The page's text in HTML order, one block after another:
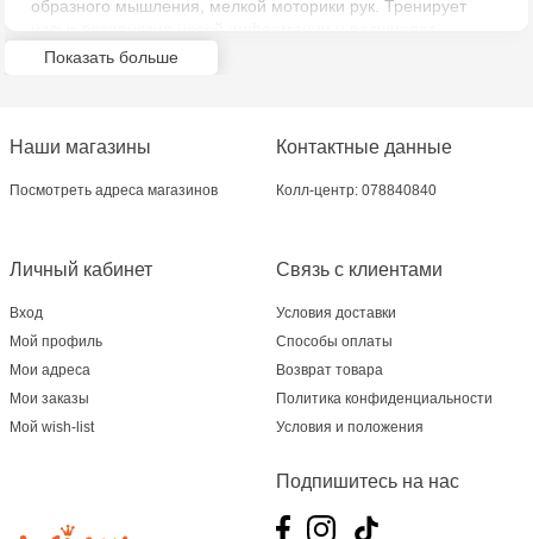
Jucarenia Ciocana - bd.Mircea cel Bătrân, 39
Multistore Soroca - bd. Ștefan cel Mare, 110
Jucărenia Bălți- EviMall, et2
образного мышления, мелкой моторики рук. Тренирует
кругозор и обогащает внутренний мир ребенка.
подарок любому ребенку.
Показать больше
Наши магазины
Посмотреть адреса магазинов
Связь с клиентами
Условия доставки
Способы оплаты
Возврат товара
Политика конфиденциальности
Условия и положения
Личный кабинет
Вход
Мой профиль
Мои адреса
Мои заказы
Мой wish-list
Контактные данные
Колл-центр: 078840840
Подпишитесь на нас